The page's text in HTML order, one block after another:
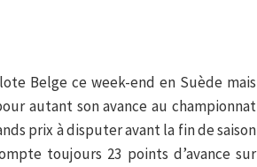
Belge ce week-end en Suède mais
autant son avance au championnat
prix à disputer avant la fin de saison
toujours 23 points d’avance sur